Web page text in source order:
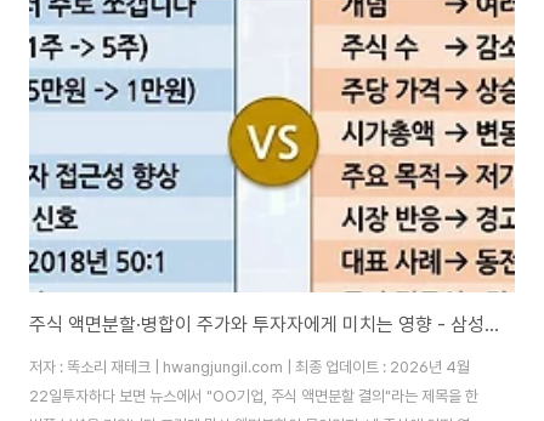
있습니다. 이 글은 그 경험을 바탕으로 두 시장의 핵심 차이와 투자 전략을 정리
한 것입니다.목차코스피와 코스닥, 무엇이 다른가 — 기본 구조 비교코스피 vs
코스닥 핵심 비교표 — 어떤 시장이 나에게 맞는가2025~202..
주식 액면분할·병합이 주가와 투자자에게 미치는 영향 - 삼성전자, 애플, 테슬라 실사례로 완전 정복하는 주식 분할 · 병합의 모든 것
저자 : 똑소리 재테크 | hwangjungil.com | 최종 업데이트 : 2026년 4월
22일투자하다 보면 뉴스에서 "OO기업, 주식 액면분할 결의"라는 제목을 한